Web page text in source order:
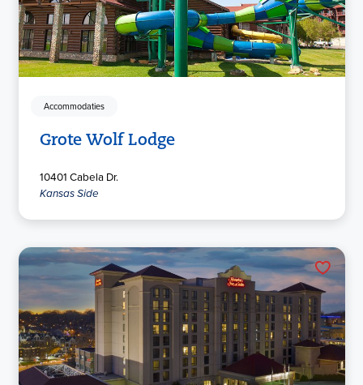
Accommodaties
Grote Wolf Lodge
10401 Cabela Dr.
Kansas Side